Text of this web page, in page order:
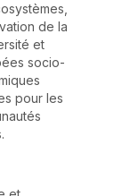
de la
et
socio-
pour les